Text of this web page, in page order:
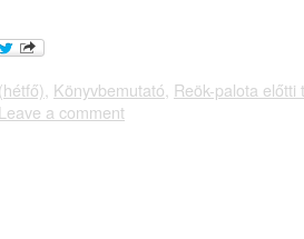
, Könyvbemutató, Reök-palota előtti
Leave a comment